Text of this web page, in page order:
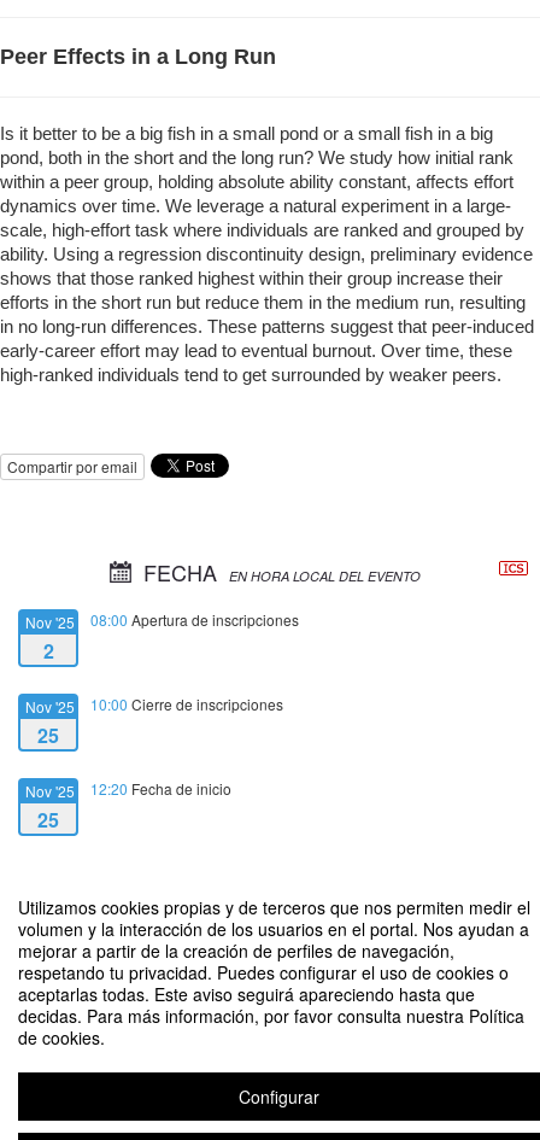
Utilizamos cookies propias y de terceros que nos permiten medir el
volumen y la interacción de los usuarios en el portal. Nos ayudan a
mejorar a partir de la creación de perfiles de navegación,
respetando tu privacidad. Puedes configurar el uso de cookies o
aceptarlas todas. Este aviso seguirá apareciendo hasta que
decidas. Para más información, por favor consulta nuestra Política
de cookies.
Configurar
Peer Effects in a Long Run
Is it better to be a big fish in a small pond or a small fish in a big
pond, both in the short and the long run? We study how initial rank
within a peer group, holding absolute ability constant, affects effort
dynamics over time. We leverage a natural experiment in a large-
scale, high-effort task where individuals are ranked and grouped by
ability. Using a regression discontinuity design, preliminary evidence
shows that those ranked highest within their group increase their
efforts in the short run but reduce them in the medium run, resulting
in no long-run differences. These patterns suggest that peer-induced
early-career effort may lead to eventual burnout. Over time, these
high-ranked individuals tend to get surrounded by weaker peers.
Compartir por email
FECHA EN HORA LOCAL DEL EVENTO
Nov '25
2
08:00 Apertura de inscripciones
Nov '25
25
10:00 Cierre de inscripciones
Nov '25
25
12:20 Fecha de inicio
25
Peer Effects in a Long Run
Aviso legal|Contacto
Plataforma de organización de eventos Symposium
Copyright © 2026